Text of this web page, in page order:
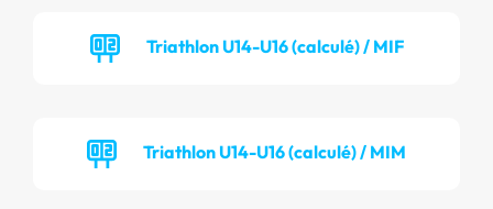
Triathlon U14-U16 (calculé) / MIF
Triathlon U14-U16 (calculé) / MIM